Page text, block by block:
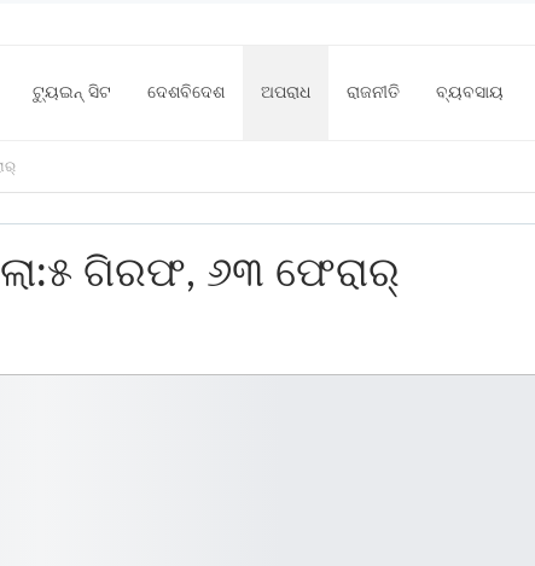
ଟ୍ୟୁଇନ୍ ସିଟ ଦେଶବିଦେଶ ଅପରାଧ ରାଜନୀତି ବ୍ୟବସାୟ
ଗିରଫ, ୬୩ ଫେରାର୍